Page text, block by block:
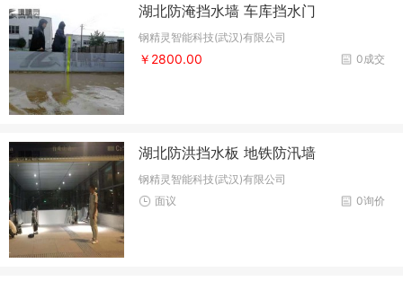
湖北防淹挡水墙 车库挡水门
钢精灵智能科技(武汉)有限公司
0成交
￥2800.00
湖北防洪挡水板 地铁防汛墙
钢精灵智能科技(武汉)有限公司
0询价
面议